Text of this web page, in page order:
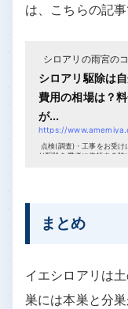
は、こちらの記
シロアリの雨宮の
シロアリ駆除は
費用の相場は？
が...
https://
点検(調査)・工事をお受
リ駆除を業者に依頼する
まとめ
イエシロアリは
巣には本巣と分